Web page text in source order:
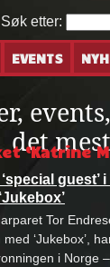
Søk etter:
EVENTS
det
‘Katrine
guest’
Tor
‘Jukebox’,
i Norge